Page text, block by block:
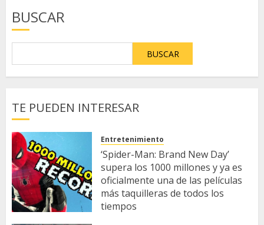
BUSCAR
BUSCAR
TE PUEDEN INTERESAR
Entretenimiento
‘Spider-Man: Brand New Day’
supera los 1000 millones y ya es
oficialmente una de las películas
más taquilleras de todos los
tiempos